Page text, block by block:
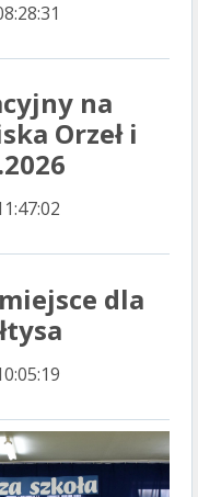
na
Orzeł i
dla